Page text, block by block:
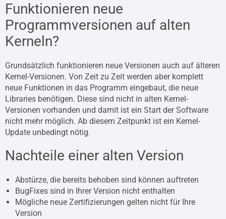
Funktionieren neue
Programmversionen auf alten
Kerneln?
Grundsätzlich funktionieren neue Versionen auch auf älteren
Kernel-Versionen. Von Zeit zu Zeit werden aber komplett
neue Funktionen in das Programm eingebaut, die neue
Libraries benötigen. Diese sind nicht in alten Kernel-
Versionen vorhanden und damit ist ein Start der Software
nicht mehr möglich. Ab diesem Zeitpunkt ist ein Kernel-
Update unbedingt nötig.
Nachteile einer alten Version
Abstürze, die bereits behoben sind können auftreten
BugFixes sind in Ihrer Version nicht enthalten
Mögliche neue Zertifizierungen gelten nicht für Ihre
Version